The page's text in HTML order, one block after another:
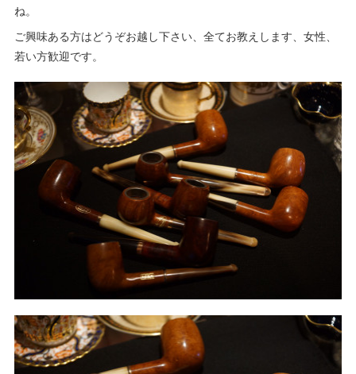
ね。
ご興味ある方はどうぞお越し下さい、全てお教えします、女性、
若い方歓迎です。